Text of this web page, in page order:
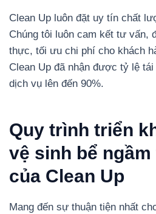
Clean Up luôn đặt uy tín chất
Chúng tôi luôn cam kết tư vấn,
thực, tối ưu chi phí cho khách
Clean Up đã nhận được tỷ lệ
dịch vụ lên đến 90%.
Quy trình triển
vệ sinh bể ngầm
của Clean Up
Mang đến sự thuận tiện nhất